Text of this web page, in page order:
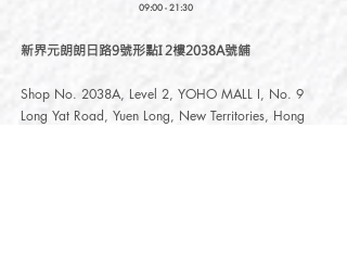
09:00 - 21:30
新界元朗朗日路9號形點I 2樓2038A號舖
Shop No. 2038A, Level 2, YOHO MALL I, No. 9
Long Yat Road, Yuen Long, New Territories, Hong